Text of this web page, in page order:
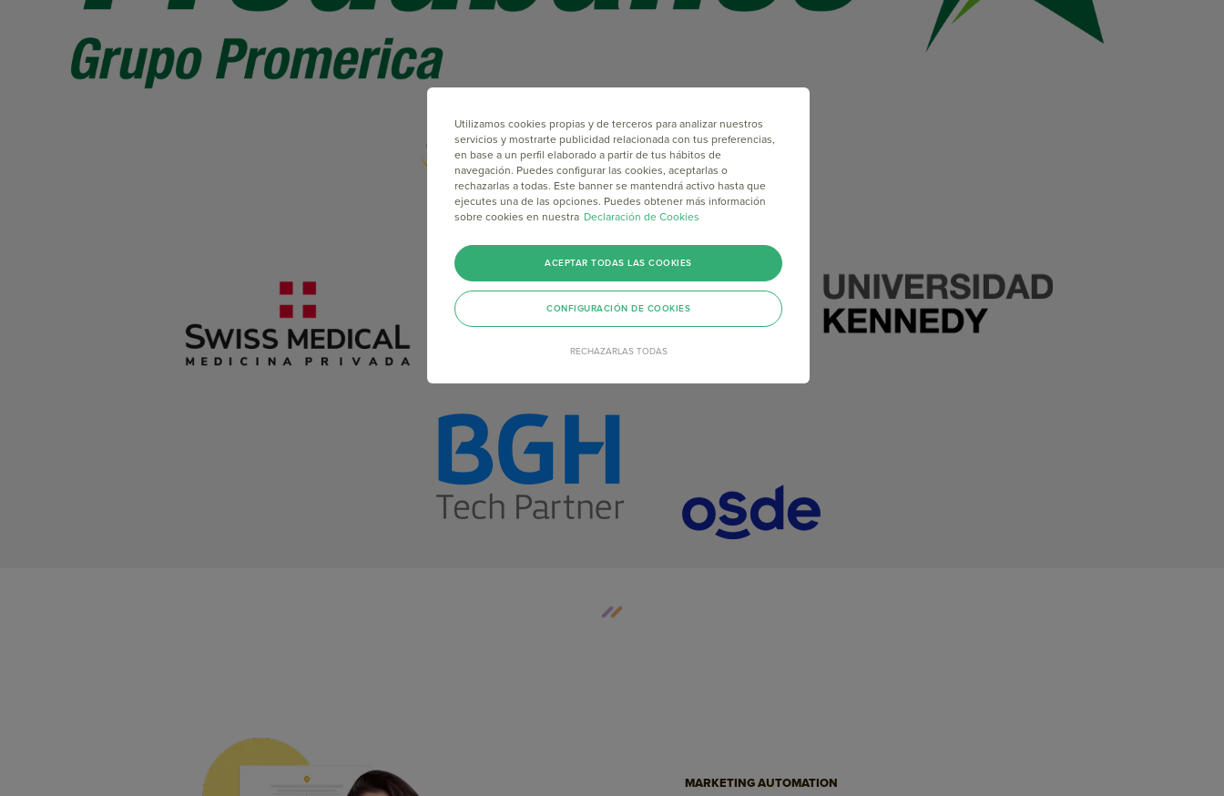
MARKETING AUTOMATION
Utilizamos cookies propias y de terceros para analizar nuestros
servicios y mostrarte publicidad relacionada con tus preferencias,
en base a un perfil elaborado a partir de tus hábitos de
navegación. Puedes configurar las cookies, aceptarlas o
rechazarlas a todas. Este banner se mantendrá activo hasta que
ejecutes una de las opciones. Puedes obtener más información
sobre cookies en nuestra Declaración de Cookies
RECHAZARLAS TODAS
ACEPTAR TODAS LAS COOKIES
CONFIGURACIÓN DE COOKIES